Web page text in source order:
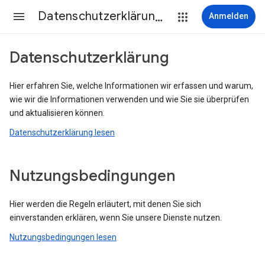
Datenschutzerklärung & Nutzungsbedingungen Anmelden
Datenschutzerklärung
Hier erfahren Sie, welche Informationen wir erfassen und warum,
wie wir die Informationen verwenden und wie Sie sie überprüfen
und aktualisieren können.
Datenschutzerklärung lesen
Nutzungsbedingungen
Hier werden die Regeln erläutert, mit denen Sie sich
einverstanden erklären, wenn Sie unsere Dienste nutzen.
Nutzungsbedingungen lesen